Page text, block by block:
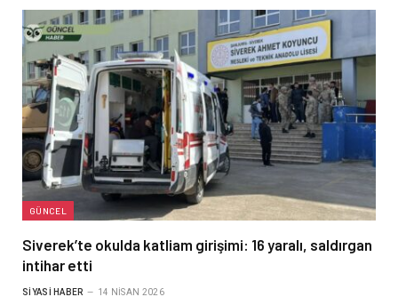
GÜNCEL
Siverek’te okulda katliam girişimi: 16 yaralı, saldırgan
intihar etti
SIYASI HABER 14 NISAN 2026